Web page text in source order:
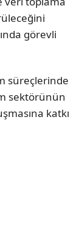
görevli
süreçlerinde
sektörünün
katkı